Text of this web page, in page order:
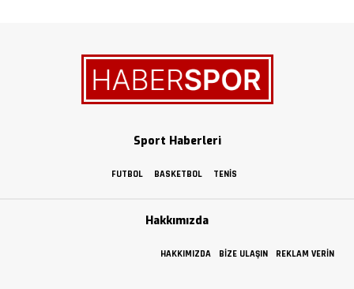
Sport Haberleri
FUTBOL BASKETBOL TENIS
Hakkımızda
HAKKIMIZDA BIZE ULAŞIN REKLAM VERIN